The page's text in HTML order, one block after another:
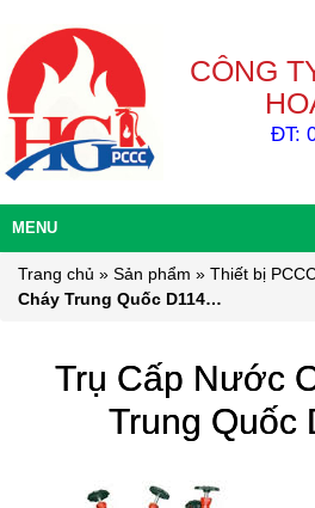
CÔNG
ĐT:
MENU
Trang chủ » Sản phẩm » Thiết bị
Cháy Trung Quốc D114…
Trụ Cấp Nước
Trung Quốc